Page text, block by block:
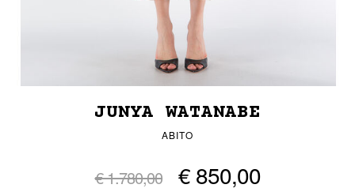
JUNYA WATANABE
ABITO
€ 1.780,00 € 850,00